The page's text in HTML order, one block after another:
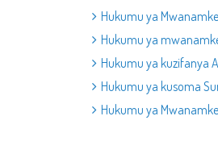
Hukumu ya
Hukumu ya
Hukumu ya kuzifanya
Hukumu ya kusoma
Hukumu ya